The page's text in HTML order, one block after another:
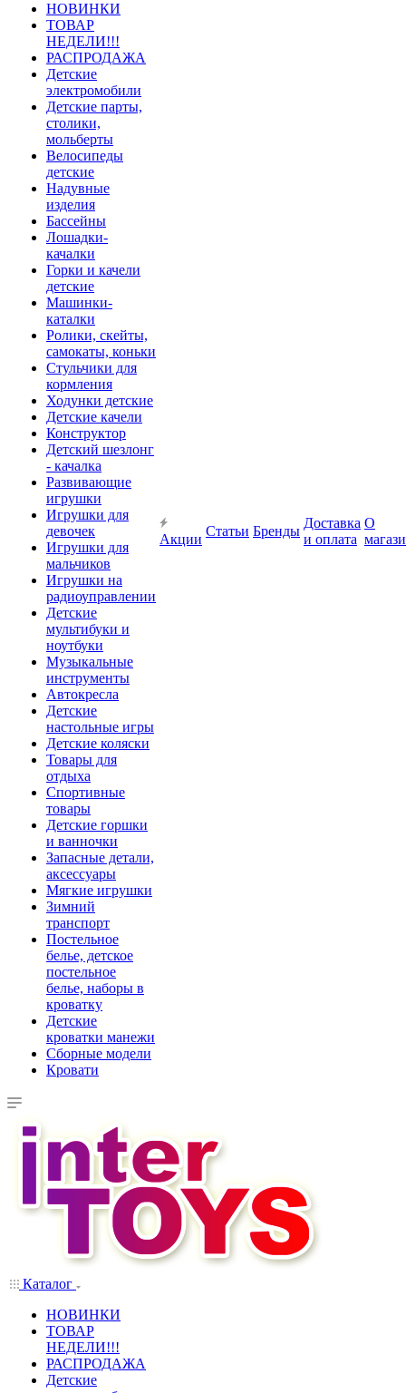
НОВИНКИ
ТОВАР
НЕДЕЛИ!!!
РАСПРОДАЖА
Детские
электромобили
Детские парты,
столики,
мольберты
Велосипеды
детские
Надувные
изделия
Бассейны
Лошадки-
качалки
Горки и качели
детские
Машинки-
каталки
Ролики, скейты,
самокаты, коньки
Стульчики для
кормления
Ходунки детские
Детские качели
Конструктор
Детский шезлонг
- качалка
Развивающие
игрушки
Игрушки для
девочек
Игрушки для
мальчиков
Игрушки на
радиоуправлении
Детские
мультибуки и
ноутбуки
Музыкальные
инструменты
Автокресла
Детские
настольные игры
Детские коляски
Товары для
отдыха
Спортивные
товары
Детские горшки
и ванночки
Запасные детали,
аксессуары
Мягкие игрушки
Зимний
транспорт
Постельное
белье, детское
постельное
белье, наборы в
кроватку
Детские
кроватки манежи
Сборные модели
Кровати
Акции
Статьи Бренды
Доставка
и оплата
О
Каталог
НОВИНКИ
ТОВАР
НЕДЕЛИ!!!
РАСПРОДАЖА
Детские